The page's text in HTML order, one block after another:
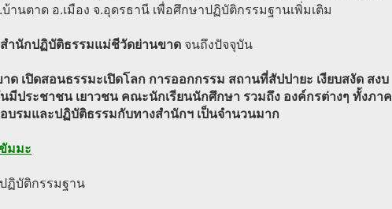
นตาด อ.เมือง จ.อุดรธานี เพื่อศึกษาปฏิบัติกรรมฐานเพิ่มเติม
สำนักปฏิบัติธรรมแม่ชีวัดย่านขาด จนถึงปัจจุบัน
เปิดสอนธรรมะเปิดโลก การออกกรรม สถานที่สัปปายะ เงียบสงัด สงบ
มีประชาชน เยาวชน คณะนักเรียนนักศึกษา รวมถึง องค์กรต่างๆ ทั้งภาค
บรมและปฏิบัติธรรมกับทางสำนักฯ เป็นจำนวนมาก
มมะ
ปฏิบัติกรรมฐาน